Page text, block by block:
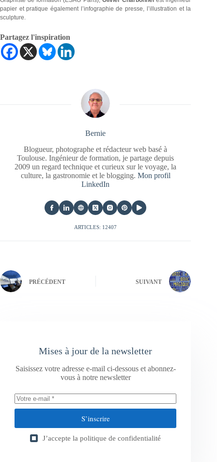
papier et pratique également l’infographie de presse, l’illustration et la
sculpture.
Partagez l'inspiration
Bernie
Blogueur, photographe et rédacteur web basé à
Toulouse. Ingénieur de formation, je partage depuis
2009 un regard technique et curieux sur le voyage, la
culture, la gastronomie et le blogging. Mon profil
LinkedIn
ARTICLES: 12407
PRÉCÉDENT SUIVANT
Mises à jour de la newsletter
Saisissez votre adresse e-mail ci-dessous et abonnez-
vous à notre newsletter
S’inscrire
J’accepte la politique de confidentialité